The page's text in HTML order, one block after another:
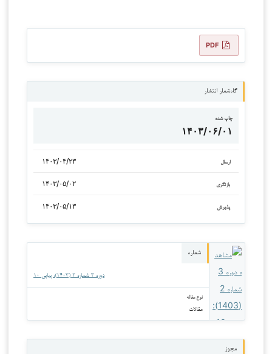
PDF
گاه‌شمار انتشار
چاپ شده
۱۴۰۳/۰۶/۰۱
ارسال ۱۴۰۳/۰۴/۲۳
بازنگری ۱۴۰۳/۰۵/۰۲
پذیرش ۱۴۰۳/۰۵/۱۳
شماره
دوره ۳ شماره ۲ (۱۴۰۳): پیاپی ۱۰
نوع مقاله
مقالات
مجوز